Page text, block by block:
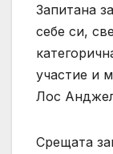
Запитана
себе си,
участие и
Лос
Срещата